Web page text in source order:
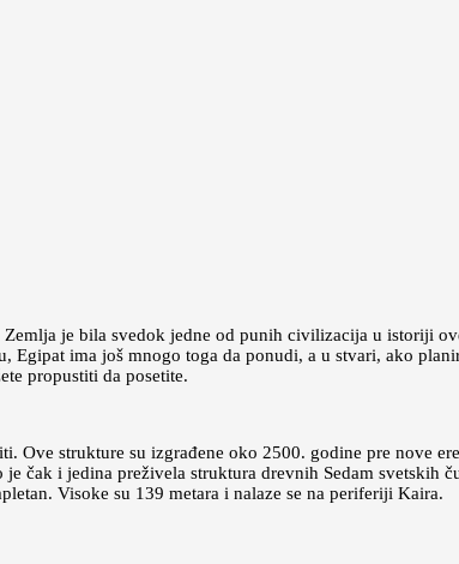
je bila svedok jedne od punih civilizacija u istoriji
ima još mnogo toga da ponudi, a u stvari, ako
propustiti da posetite.
Ove strukture su izgrađene oko 2500. godine pre nove
čak i jedina preživela struktura drevnih Sedam svetskih
Visoke su 139 metara i nalaze se na periferiji Kaira.